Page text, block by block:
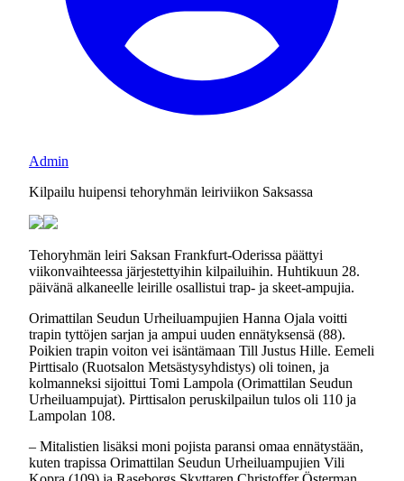
Admin
Kilpailu huipensi tehoryhmän leiriviikon Saksassa
Tehoryhmän leiri Saksan Frankfurt-Oderissa päättyi
viikonvaihteessa järjestettyihin kilpailuihin. Huhtikuun 28.
päivänä alkaneelle leirille osallistui trap- ja skeet-ampujia.
Orimattilan Seudun Urheiluampujien Hanna Ojala voitti
trapin tyttöjen sarjan ja ampui uuden ennätyksensä (88).
Poikien trapin voiton vei isäntämaan Till Justus Hille. Eemeli
Pirttisalo (Ruotsalon Metsästysyhdistys) oli toinen, ja
kolmanneksi sijoittui Tomi Lampola (Orimattilan Seudun
Urheiluampujat). Pirttisalon peruskilpailun tulos oli 110 ja
Lampolan 108.
– Mitalistien lisäksi moni pojista paransi omaa ennätystään,
kuten trapissa Orimattilan Seudun Urheiluampujien Vili